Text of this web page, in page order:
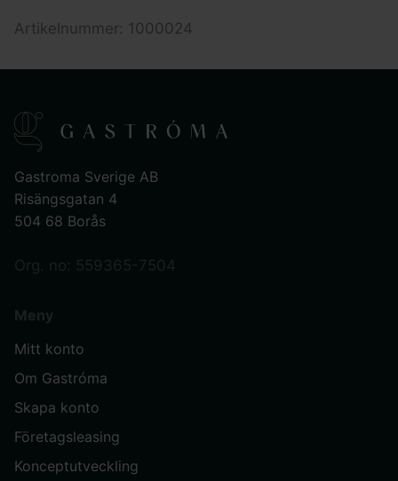
Artikelnummer: 1000024
Gastroma Sverige AB
Risängsgatan 4
504 68 Borås
Org. no: 559365-7504
Meny
Mitt konto
Om Gastróma
Skapa konto
Företagsleasing
Konceptutveckling